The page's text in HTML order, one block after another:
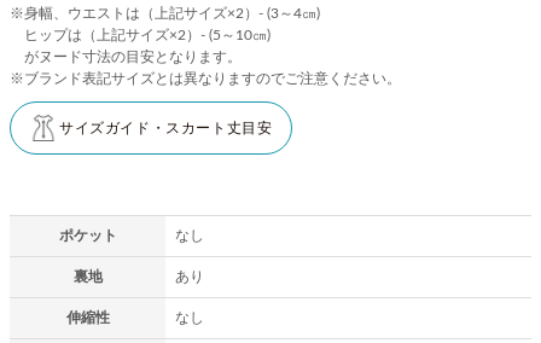
※身幅、ウエストは（上記サイズ×2）- (3～4㎝)
ヒップは（上記サイズ×2）- (5～10㎝)
がヌード寸法の目安となります。
※ブランド表記サイズとは異なりますのでご注意ください。
サイズガイド・スカート丈目安
ポケット なし
裏地 あり
伸縮性 なし